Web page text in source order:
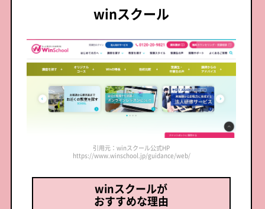
winスクール
引用元：winスクール公式HP
https://www.winschool.jp/guidance/web/
winスクールが
おすすめな理由